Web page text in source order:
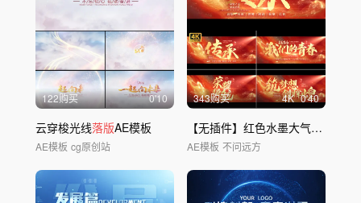
122购买 0'10
云穿梭光线落版AE模板
AE模板 cg原创站
343购买 4K 0'40
【无插件】红色水墨大气片头文字字幕标题
AE模板 不问远方